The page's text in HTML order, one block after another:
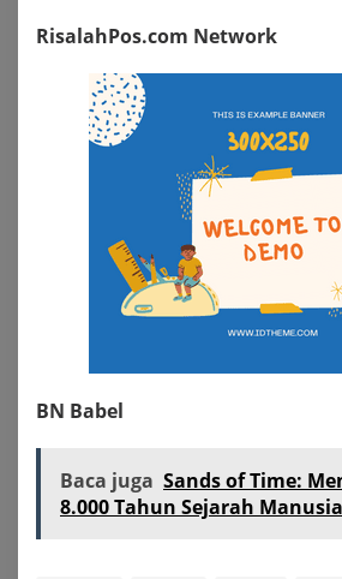
RisalahPos.com Network
BN Babel
Baca juga Sands of Time:
8.000 Tahun Sejarah